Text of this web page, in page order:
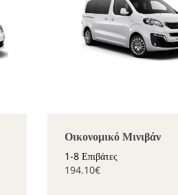
Οικονομικό Μινιβάν
1-8 Επιβάτες
194.10€